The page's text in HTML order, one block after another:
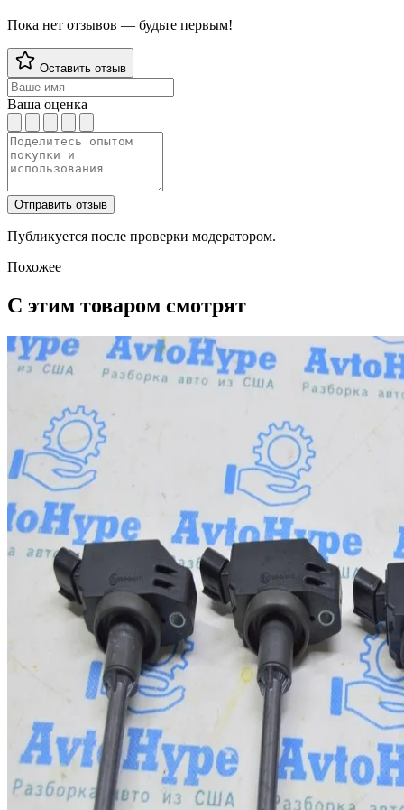
Пока нет отзывов — будьте первым!
Оставить отзыв
Ваша оценка
Отправить отзыв
Публикуется после проверки модератором.
Похожее
С этим товаром смотрят